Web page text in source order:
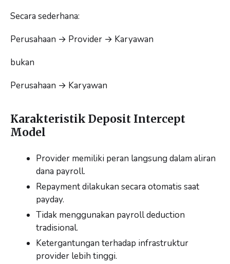
Secara sederhana:
Perusahaan → Provider → Karyawan
bukan
Perusahaan → Karyawan
Karakteristik Deposit Intercept
Model
Provider memiliki peran langsung dalam aliran
dana payroll.
Repayment dilakukan secara otomatis saat
payday.
Tidak menggunakan payroll deduction
tradisional.
Ketergantungan terhadap infrastruktur
provider lebih tinggi.